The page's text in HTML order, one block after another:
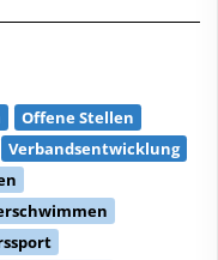
Offene Stellen
Verbandsentwicklung